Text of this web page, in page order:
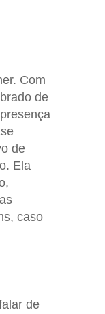
Com
de
de
Ela
caso
de